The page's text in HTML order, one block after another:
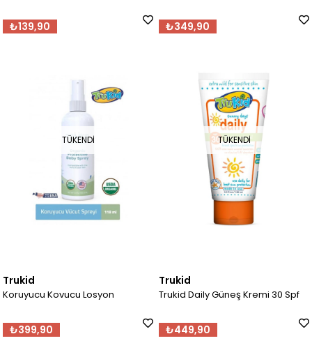
₺139,90 ₺349,90
TÜKENDI
Trukid
Koruyucu Kovucu Losyon
₺399,90
TÜKENDI
Trukid
Trukid Daily Güneş Kremi 30 Spf
₺449,90